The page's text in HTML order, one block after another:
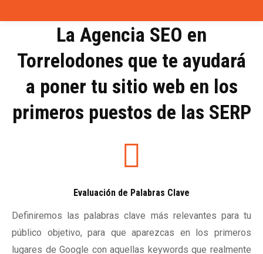
La Agencia SEO en
Torrelodones que te ayudará
a poner tu sitio web en los
primeros puestos de las SERP
Evaluación de Palabras Clave
Definiremos las palabras clave más relevantes para tu
público objetivo, para que aparezcas en los primeros
lugares de Google con aquellas keywords que realmente